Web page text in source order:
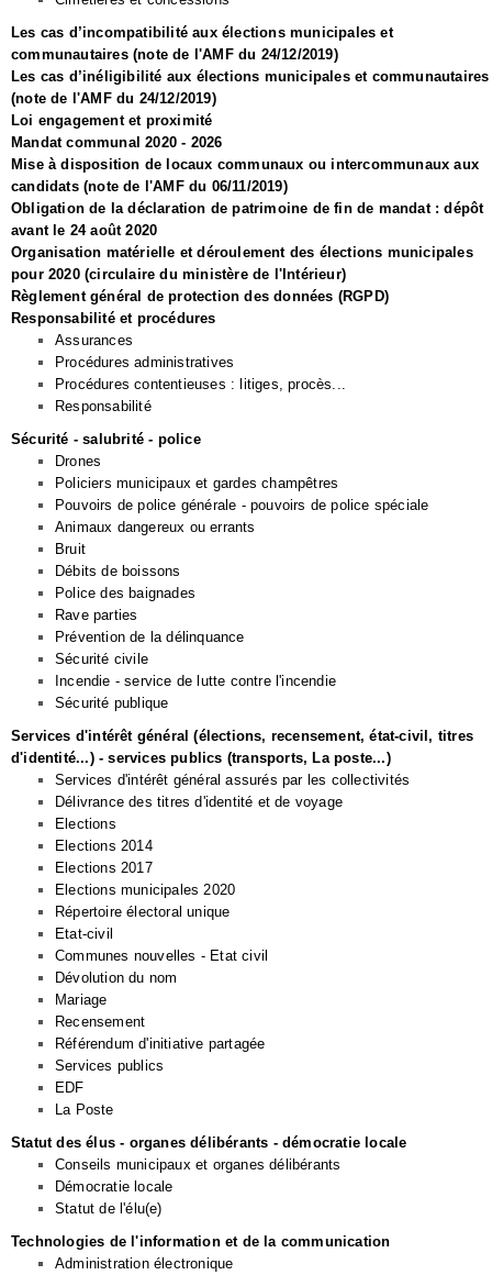
Les cas d’incompatibilité aux élections municipales et
communautaires (note de l'AMF du 24/12/2019)
Les cas d’inéligibilité aux élections municipales et communautaires
(note de l'AMF du 24/12/2019)
Loi engagement et proximité
Mandat communal 2020 - 2026
Mise à disposition de locaux communaux ou intercommunaux aux
candidats (note de l'AMF du 06/11/2019)
Obligation de la déclaration de patrimoine de fin de mandat : dépôt
avant le 24 août 2020
Organisation matérielle et déroulement des élections municipales
pour 2020 (circulaire du ministère de l'Intérieur)
Règlement général de protection des données (RGPD)
Responsabilité et procédures
Assurances
Procédures administratives
Procédures contentieuses : litiges, procès...
Responsabilité
Sécurité - salubrité - police
Drones
Policiers municipaux et gardes champêtres
Pouvoirs de police générale - pouvoirs de police spéciale
Animaux dangereux ou errants
Bruit
Débits de boissons
Police des baignades
Rave parties
Prévention de la délinquance
Sécurité civile
Incendie - service de lutte contre l'incendie
Sécurité publique
Services d'intérêt général (élections, recensement, état-civil, titres
d'identité...) - services publics (transports, La poste...)
Services d'intérêt général assurés par les collectivités
Délivrance des titres d'identité et de voyage
Elections
Elections 2014
Elections 2017
Elections municipales 2020
Répertoire électoral unique
Etat-civil
Communes nouvelles - Etat civil
Dévolution du nom
Mariage
Recensement
Référendum d'initiative partagée
Services publics
EDF
La Poste
Statut des élus - organes délibérants - démocratie locale
Conseils municipaux et organes délibérants
Démocratie locale
Statut de l'élu(e)
Technologies de l'information et de la communication
Administration électronique